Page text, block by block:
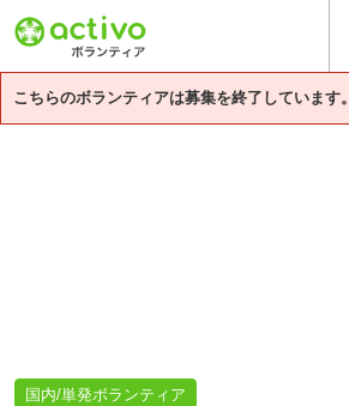
こちらのボランティアは募集を終了しています。
基本情報 募集詳細
国内/単発ボランティア